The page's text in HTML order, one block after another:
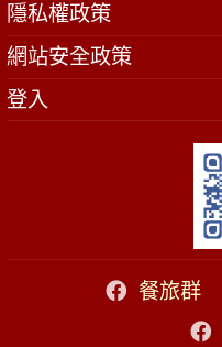
隱私權政策
網站安全政策
登入
餐旅群